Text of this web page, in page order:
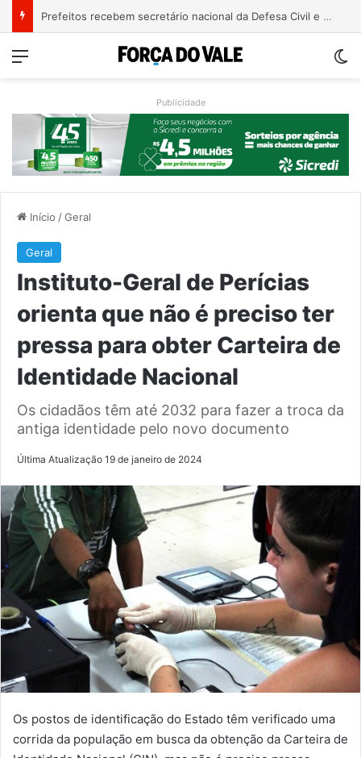
Justiça condena ex-vereador Pegari a mais de quatro anos de reclusão por declaração considerada racista
Menu
Publicidade
Início /Geral
Geral
Instituto-Geral de Perícias
orienta que não é preciso ter
pressa para obter Carteira de
Identidade Nacional
Os cidadãos têm até 2032 para fazer a troca da
antiga identidade pelo novo documento
Última Atualização 19 de janeiro de 2024
Os postos de identificação do Estado têm verificado uma
corrida da população em busca da obtenção da Carteira de